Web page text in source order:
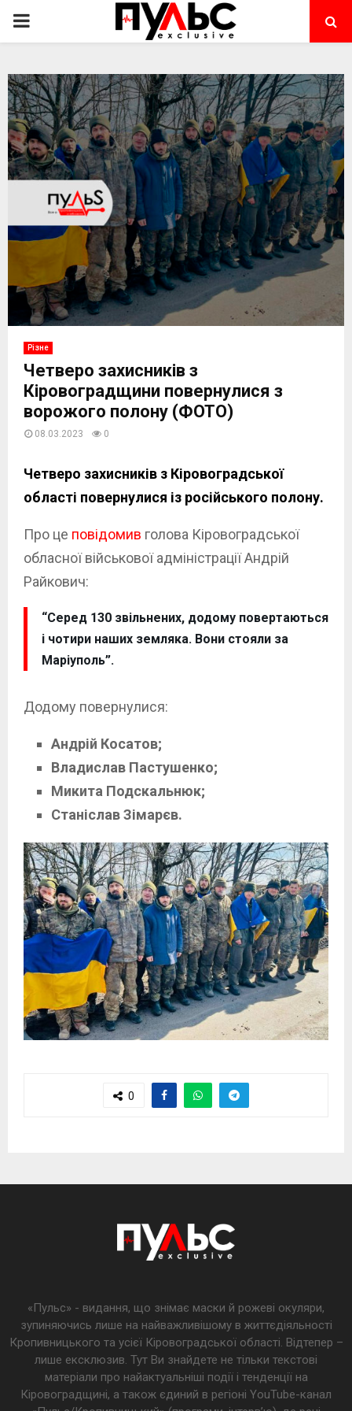
PRIMARY
Різне
Четверо захисників з
Кіровоградщини повернулися з
ворожого полону (ФОТО)
08.03.2023 0
Четверо захисників з Кіровоградської
області повернулися із російського полону.
Про це повідомив голова Кіровоградської
обласної військової адміністрації Андрій
Райкович:
“Серед 130 звільнених, додому повертаються
і чотири наших земляка. Вони стояли за
Маріуполь”.
Додому повернулися:
Андрій Косатов;
Владислав Пастушенко;
Микита Подскальнюк;
Станіслав Зімарєв.
0
«Пульс» - видання, що знімає маски й рожеві окуляри,
зупиняючись лише на найважливішому в життєдіяльності
Кропивницького та усієї Кіровоградської області. Відтепер –
лише ексклюзив. Тут Ви знайдете не тільки текстові
матеріали про найактуальніші події і тенденції на
Кіровоградщині, а також єдиний в регіоні YouTube-канал